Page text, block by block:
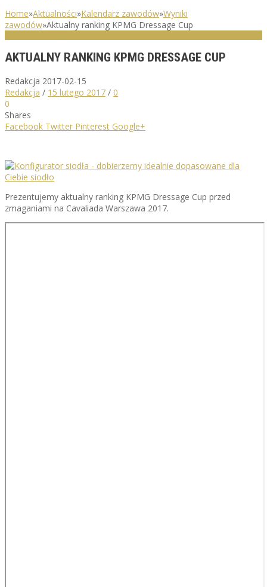
Home»Aktualności»Kalendarz zawodów»Wyniki
zawodów»Aktualny ranking KPMG Dressage Cup
AKTUALNY RANKING KPMG DRESSAGE CUP
Redakcja 2017-02-15
Redakcja / 15 lutego 2017 / 0
0
Shares
Facebook Twitter Pinterest Google+
Prezentujemy aktualny ranking KPMG Dressage Cup przed
zmaganiami na Cavaliada Warszawa 2017.